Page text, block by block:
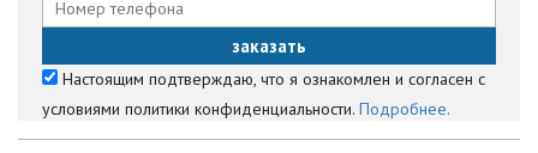
Настоящим подтверждаю, что я ознакомлен и согласен с
условиями политики конфиденциальности. Подробнее.